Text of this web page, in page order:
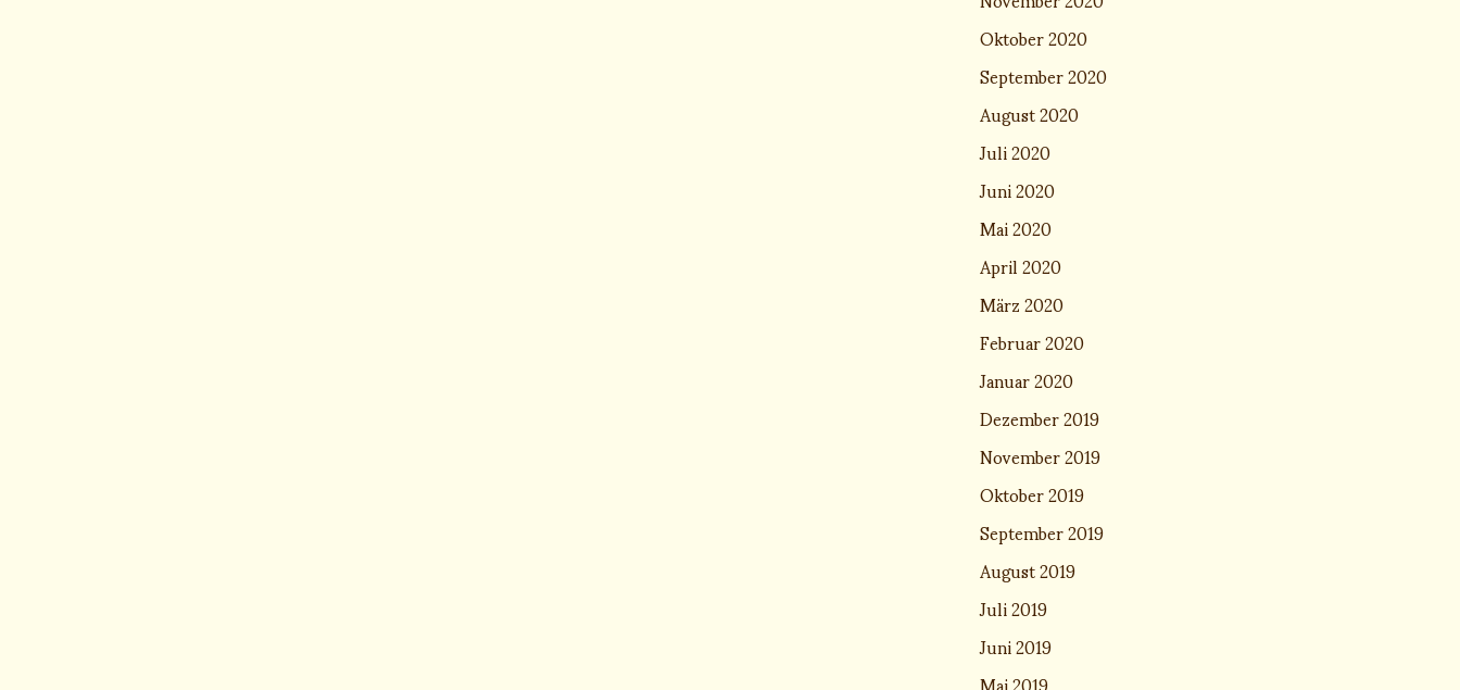
Oktober 2020
September 2020
August 2020
Juli 2020
Juni 2020
Mai 2020
April 2020
März 2020
Februar 2020
Januar 2020
Dezember 2019
November 2019
Oktober 2019
September 2019
August 2019
Juli 2019
Juni 2019